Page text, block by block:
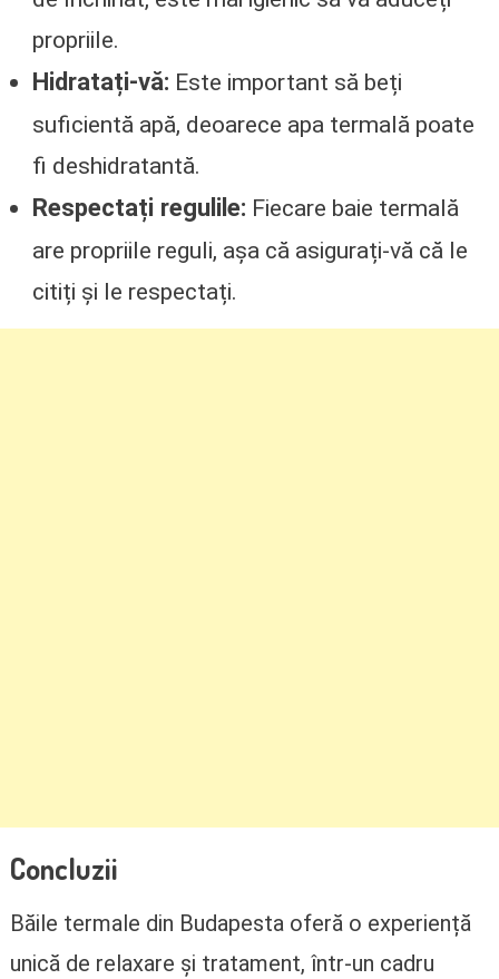
propriile.
Hidratați-vă: Este important să beți
suficientă apă, deoarece apa termală poate
fi deshidratantă.
Respectați regulile: Fiecare baie termală
are propriile reguli, așa că asigurați-vă că le
citiți și le respectați.
Concluzii
Băile termale din Budapesta oferă o experiență
unică de relaxare și tratament, într-un cadru